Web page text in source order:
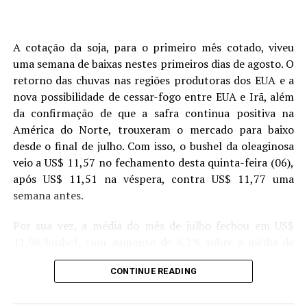
Exportações de milho em 2025, Fonte: COMEX/STAT
Fertilizantes –O mercado da ureia reagiu rapidamente
à escalada do conflito, registrando alta de 35% nos
cerca de 37% de seus fertilizantes do Oriente Médio. A
desse insumo. É importante frisar que a extensão do
conflito pode acarretar em uma safra menor ou afetar a
A cotação da soja, para o primeiro mês cotado, viveu
uma semana de baixas nestes primeiros dias de agosto. O
retorno das chuvas nas regiões produtoras dos EUA e a
nova possibilidade de cessar-fogo entre EUA e Irã, além
da confirmação de que a safra continua positiva na
América do Norte, trouxeram o mercado para baixo
desde o final de julho. Com isso, o bushel da oleaginosa
veio a US$ 11,57 no fechamento desta quinta-feira (06),
após US$ 11,51 na véspera, contra US$ 11,77 uma
semana antes.
Por sua vez, a média do mês de julho fechou em US$
junho. Um ano atrás, a média de julho/25 foi de US$
10,09/bushel. Enquanto o mercado espera o novo
CONTINUE READING